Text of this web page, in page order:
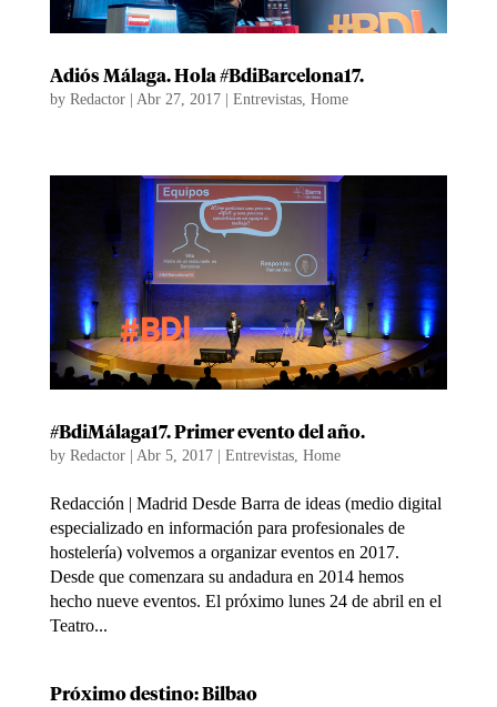
Adiós Málaga. Hola #BdiBarcelona17.
by Redactor| Abr 27, 2017| Entrevistas, Home
#BdiMálaga17. Primer evento del año.
by Redactor| Abr 5, 2017| Entrevistas, Home
Redacción | Madrid Desde Barra de ideas (medio digital
especializado en información para profesionales de
hostelería) volvemos a organizar eventos en 2017.
Desde que comenzara su andadura en 2014 hemos
hecho nueve eventos. El próximo lunes 24 de abril en el
Teatro...
Próximo destino: Bilbao